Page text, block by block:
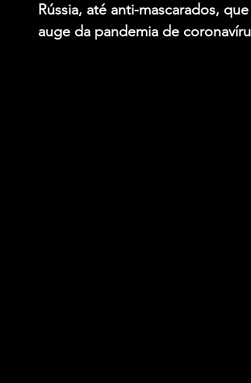
Rússia, até anti-mascarados,
auge da pandemia de